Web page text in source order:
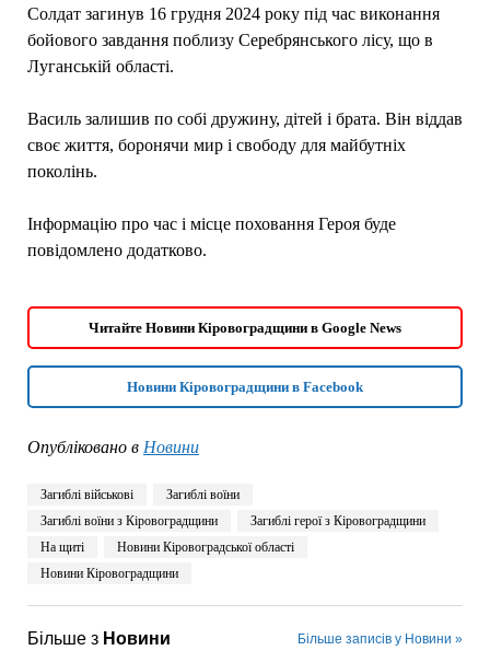
Солдат загинув 16 грудня 2024 року під час виконання
бойового завдання поблизу Серебрянського лісу, що в
Луганській області.
Василь залишив по собі дружину, дітей і брата. Він віддав
своє життя, боронячи мир і свободу для майбутніх
поколінь.
Інформацію про час і місце поховання Героя буде
повідомлено додатково.
Читайте Новини Кіровоградщини в Google News
Новини Кіровоградщини в Facebook
Опубліковано в Новини
Загиблі військові
Загиблі воїни
Загиблі воїни з Кіровоградщини
Загиблі герої з Кіровоградщини
На щиті
Новини Кіровоградської області
Новини Кіровоградщини
Більше з Новини Більше записів у Новини »